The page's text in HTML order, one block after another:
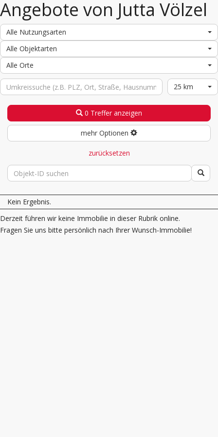
Angebote von Jutta Völzel
Alle Nutzungsarten
Alle Objektarten
Alle Orte
25 km
0 Treffer anzeigen
mehr Optionen
zurücksetzen
Kein Ergebnis.
Derzeit führen wir keine Immobilie in dieser Rubrik online.
Fragen Sie uns bitte persönlich nach Ihrer Wunsch-Immobilie!